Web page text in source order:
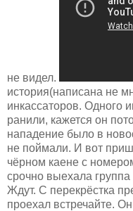
не видел.
история(написана не
инкассаторов. Одного
ранили, кажется он
нападение было в
не поймали. И вот
чёрном каене с
срочно выехала
Ждут. С перекрёстка
проехал встречайте.